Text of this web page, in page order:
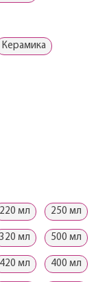
Керамика
220 мл 250 мл
320 мл 500 мл
420 мл 400 мл